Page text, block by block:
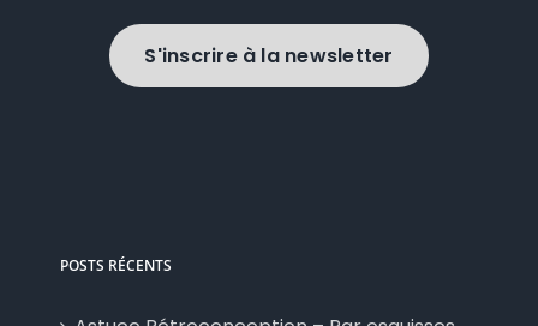
S'inscrire à la newsletter
POSTS RÉCENTS